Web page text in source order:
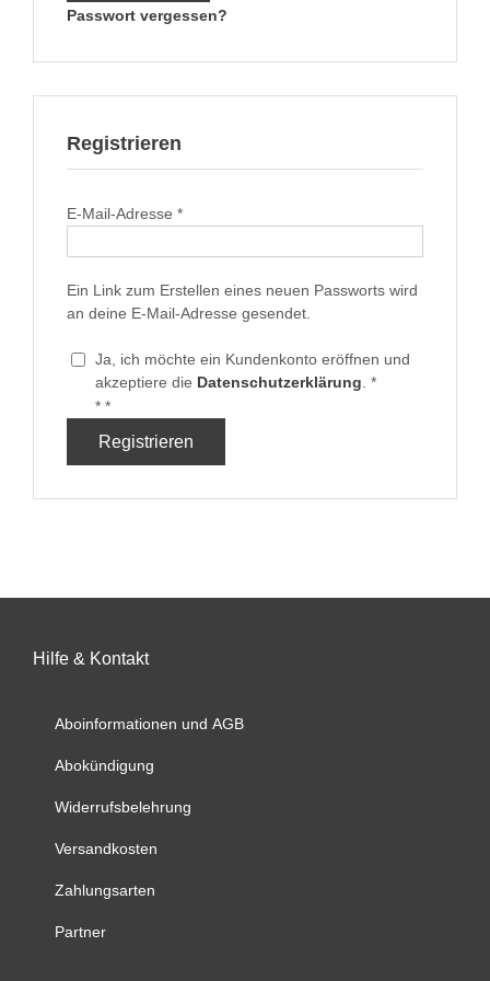
Pass­wort vergessen?
Registrieren
E‑Mail-Adresse *Erforder­
Ein Link zum Erstellen eines neuen Pass­worts wird
an deine E‑Mail-Adresse gesendet.
Ja, ich möchte ein Kun­denkon­to eröff­nen und
akzep­tiere die Daten­schutzerk­lärung
*
Erforder­
Registrieren
Hilfe & Kontakt
Aboinformationen und AGB
Abokündigung
Widerrufsbelehrung
Versandkosten
Zahlungsarten
Partner